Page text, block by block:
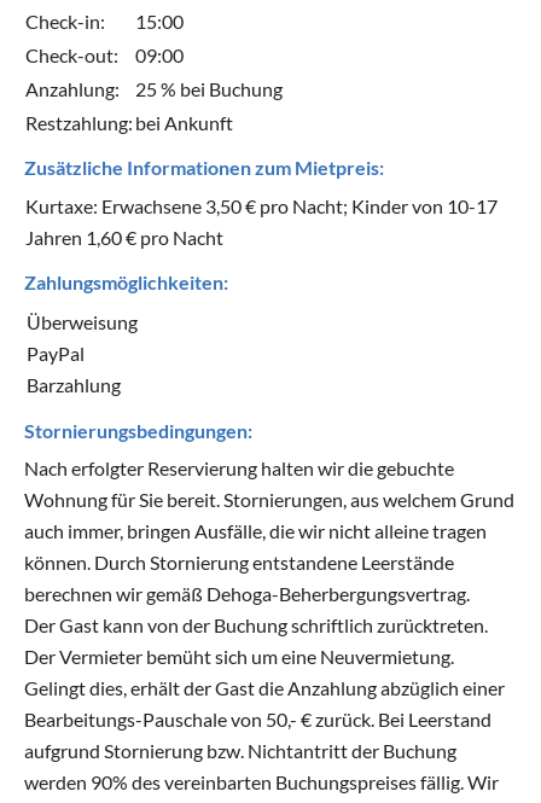
Check-in:
15:00
Check-out:
09:00
Anzahlung:
25 % bei Buchung
Restzahlung: bei Ankunft
Zusätzliche Informationen zum Mietpreis:
Kurtaxe: Erwachsene 3,50 € pro Nacht; Kinder von 10-17
Jahren 1,60 € pro Nacht
Zahlungsmöglichkeiten:
Überweisung
PayPal
Barzahlung
Stornierungsbedingungen:
Nach erfolgter Reservierung halten wir die gebuchte
Wohnung für Sie bereit. Stornierungen, aus welchem Grund
auch immer, bringen Ausfälle, die wir nicht alleine tragen
können. Durch Stornierung entstandene Leerstände
berechnen wir gemäß Dehoga-Beherbergungsvertrag.
Der Gast kann von der Buchung schriftlich zurücktreten.
Der Vermieter bemüht sich um eine Neuvermietung.
Gelingt dies, erhält der Gast die Anzahlung abzüglich einer
Bearbeitungs-Pauschale von 50,- € zurück. Bei Leerstand
aufgrund Stornierung bzw. Nichtantritt der Buchung
werden 90% des vereinbarten Buchungspreises fällig. Wir